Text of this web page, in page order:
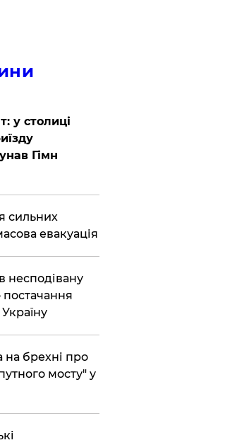
у столиці
Гімн
сильних
евакуація
несподівану
брехні про
мосту" у